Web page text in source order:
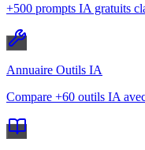
+500 prompts IA gratuits
Annuaire Outils IA
Compare +60 outils IA